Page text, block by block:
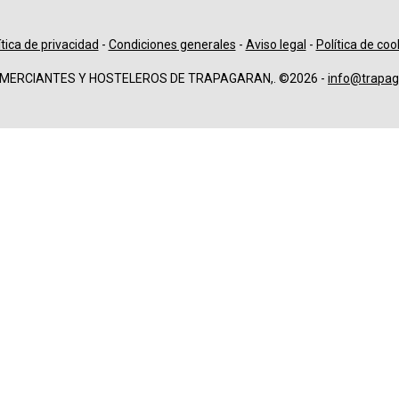
de privacidad - Condiciones generales - Aviso legal - Política de
Y HOSTELEROS DE TRAPAGARAN,. ©2026 -